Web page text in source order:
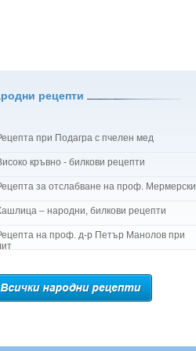
рецепти
при Подагра с пчелен мед
кръвно - билкови рецепти
за отслабване на проф. Мермерски
– народни, билкови рецепти
на проф. д-р Петър Манолов при